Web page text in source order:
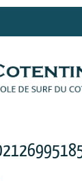
cookies